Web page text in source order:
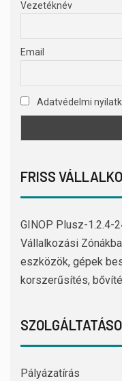
Vezetéknév
Email
Adatvédelmi
FRISS
GINOP Plusz-1.2.4-
Vállalkozási
eszközök, gépek
korszerűsítés,
Pályázatírás